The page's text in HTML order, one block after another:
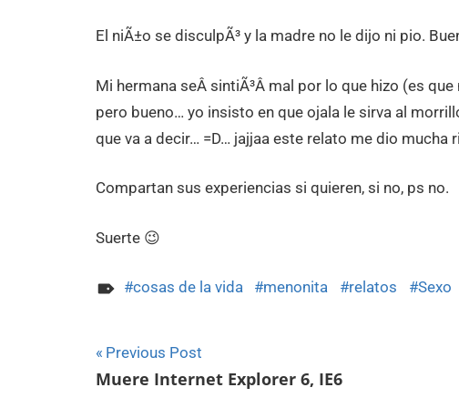
El niÃ±o se disculpÃ³ y la madre no le dijo ni pio.
Mi hermana seÂ sintiÃ³Â mal por lo que hizo (es
pero bueno… yo insisto en que ojala le sirva al
que va a decir… =D… jajjaa este relato me dio mucha
Compartan sus experiencias si quieren, si no, ps no.
Suerte 😉
cosas de la vida menonita relatos Sexo
Navegación
de
Previous Post
Muere Internet Explorer 6, IE6